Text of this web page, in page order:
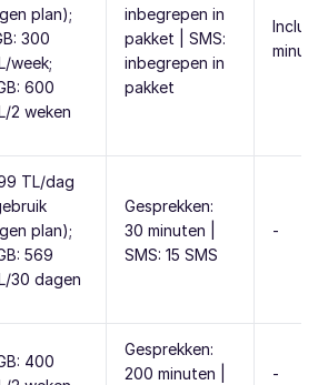
plan);
300
week;
600
2 weken
inbegrepen in
pakket | SMS:
inbegrepen in
pakket
TL/dag
plan);
569
30 dagen
Gesprekken:
30 minuten |
SMS: 15 SMS
-
400
Gesprekken:
200 minuten |
-